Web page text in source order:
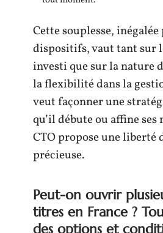
Cette souplesse, inégalée
dispositifs, vaut tant sur
investi que sur la nature
la flexibilité dans la
veut façonner une
qu’il débute ou affine ses
CTO propose une liberté
précieuse.
Peut-on ouvrir
titres en France ?
des options et